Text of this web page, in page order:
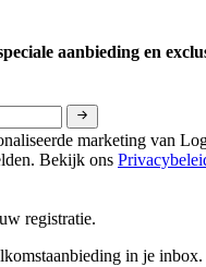
aanbieding en
marketing van
Bekijk ons
registratie.
in je inbox.